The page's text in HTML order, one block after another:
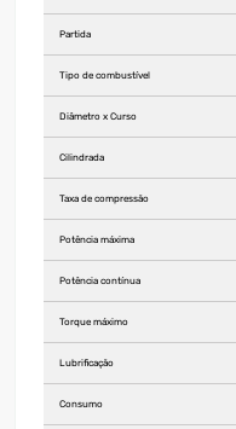
Partida
Tipo de combustível
Diâmetro x Curso
Cilindrada
Taxa de compressão
Potência máxima
Potência contínua
Torque máximo
Lubrificação
Consumo